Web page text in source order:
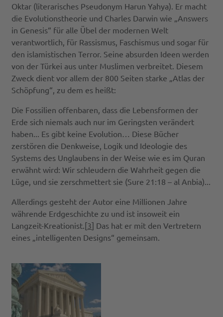
Oktar (literarisches Pseudonym Harun Yahya). Er macht
die Evolutionstheorie und Charles Darwin wie „Answers
in Genesis“ für alle Übel der modernen Welt
verantwortlich, für Rassismus, Faschismus und sogar für
den islamistischen Terror. Seine absurden Ideen werden
von der Türkei aus unter Muslimen verbreitet. Diesem
Zweck dient vor allem der 800 Seiten starke „Atlas der
Schöpfung“, zu dem es heißt:
Die Fossilien offenbaren, dass die Lebensformen der
Erde sich niemals auch nur im Geringsten verändert
haben... Es gibt keine Evolution… Diese Bücher
zerstören die Denkweise, Logik und Ideologie des
Systems des Unglaubens in der Weise wie es im Quran
erwähnt wird: Wir schleudern die Wahrheit gegen die
Lüge, und sie zerschmettert sie (Sure 21:18 – al Anbia)...
Allerdings gesteht der Autor eine Millionen Jahre
währende Erdgeschichte zu und ist insoweit ein
Langzeit-Kreationist.[3] Das hat er mit den Vertretern
eines „intelligenten Designs“ gemeinsam.